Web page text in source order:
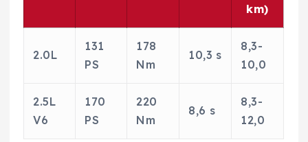
km)
2.0L
131
PS
178
Nm
10,3 s
8,3-
10,0
2.5L
V6
170
PS
220
Nm
8,6 s
8,3-
12,0